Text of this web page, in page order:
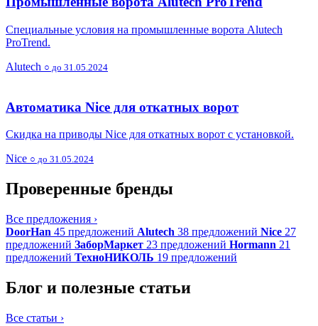
Специальные условия на промышленные ворота Alutech
ProTrend.
Alutech ○ до 31.05.2024
Автоматика Nice для откатных ворот
Скидка на приводы Nice для откатных ворот с установкой.
Nice ○ до 31.05.2024
Проверенные бренды
Все предложения ›
DoorHan 45 предложений Alutech 38 предложений Nice 27
предложений ЗаборМаркет 23 предложений Hormann 21
предложений ТехноНИКОЛЬ 19 предложений
Блог и полезные статьи
Все статьи ›